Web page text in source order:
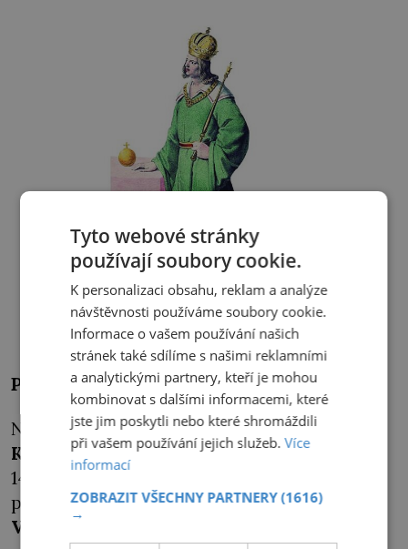
Albrecht II. si svůj nárok na český trůn musí tvrdě
uhájit.
Pomoc ze zahraničí
Naleznou jej v nedospělém polském princi
Kazimírovi(pozdější král Kazimír IV.; 1427–
1492), který nabídku českých kališníků po
poradě se starším bratrem, panovníkem
Vladislavem III.
Tyto webové stránky
používají soubory cookie.
K personalizaci obsahu, reklam a analýze
návštěvnosti používáme soubory cookie.
Informace o vašem používání našich
stránek také sdílíme s našimi reklamními
a analytickými partnery, kteří je mohou
kombinovat s dalšími informacemi, které
jste jim poskytli nebo které shromáždili
při vašem používání jejich služeb.Více
informací
ZOBRAZIT VŠECHNY PARTNERY(1616)
→